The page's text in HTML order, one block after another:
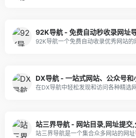
92K导航 - 免费自动秒收录网址
92K导航一个免费自动收录优秀网站的
DX导航 - 一站式网站、公众号和
在DX导航中轻松发现和访问各种精选
站三界导航是一个集合众多网站的网